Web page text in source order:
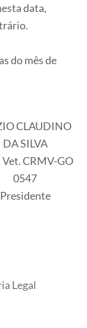
data,
do mês de
CLAUDINO
DA SILVA
Vet. CRMV-GO
0547
Presidente
Legal